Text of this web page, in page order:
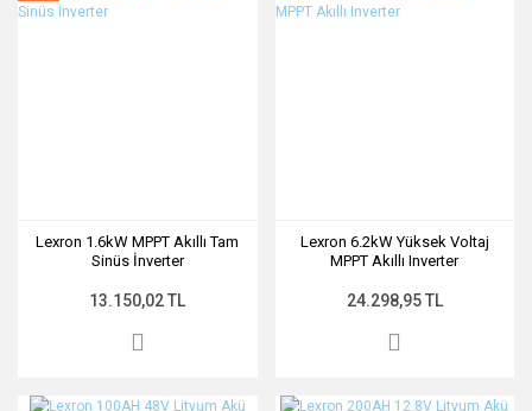
Lexron 1.6kW MPPT Akıllı Tam
Sinüs İnverter
13.150,02 TL
Lexron 6.2kW Yüksek Voltaj
MPPT Akıllı Inverter
24.298,95 TL